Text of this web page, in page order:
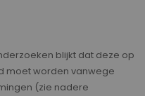
blijkt dat deze op
moet worden vanwege
(zie nadere